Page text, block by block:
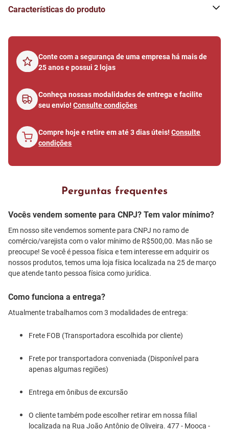
Características do produto
Conte com a segurança de uma empresa há mais de
25 anos e possui 2 lojas
Conheça nossas modalidades de entrega e facilite
seu envio!Consulte condições
Compre hoje e retire em até 3 dias úteis!Consulte
condições
Perguntas frequentes
Vocês vendem somente para CNPJ? Tem valor mínimo?
Em nosso site vendemos somente para CNPJ no ramo de
comércio/varejista com o valor mínimo de R$500,00. Mas não se
preocupe! Se você é pessoa física e tem interesse em adquirir os
nossos produtos, temos uma loja física localizada na 25 de março
que atende tanto pessoa física como jurídica.
Como funciona a entrega?
Atualmente trabalhamos com 3 modalidades de entrega:
Frete FOB (Transportadora escolhida por cliente)
Frete por transportadora conveniada (Disponível para
apenas algumas regiões)
Entrega em ônibus de excursão
O cliente também pode escolher retirar em nossa filial
localizada na Rua João Antônio de Oliveira. 477 - Mooca -